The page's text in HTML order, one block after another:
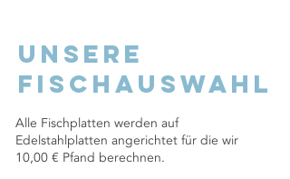
Unsere
Fischauswahl
Alle Fischplatten werden auf
Edelstahlplatten angerichtet für die wir
10,00 € Pfand berechnen.